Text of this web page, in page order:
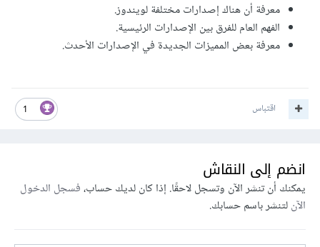
معرفة أن هناك إصدارات مختلفة لويندوز.
الفهم العام للفرق بين الإصدارات الرئيسية.
معرفة بعض المميزات الجديدة في الإصدارات الأحدث.
1 اقتباس
انضم إلى النقاش
يمكنك أن تنشر الآن وتسجل لاحقًا. إذا كان لديك حساب،فسجل الدخول
الآنلتنشر باسم حسابك.